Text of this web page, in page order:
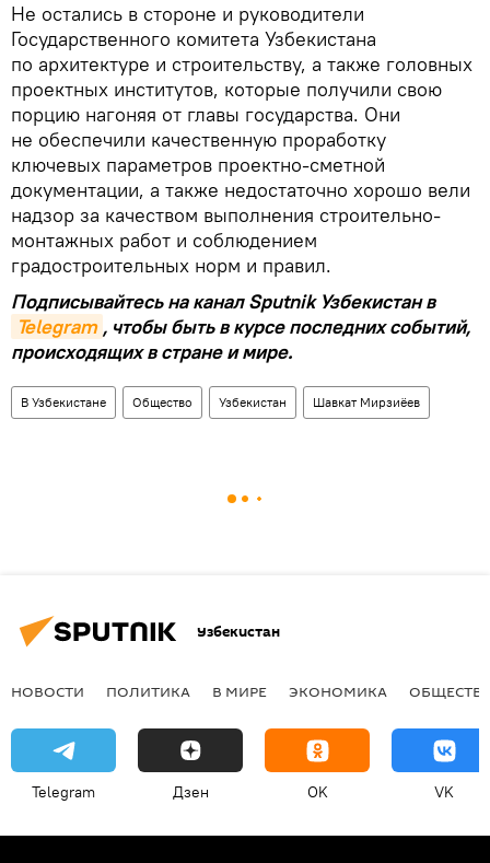
Не остались в стороне и руководители
Государственного комитета Узбекистана
по архитектуре и строительству, а также головных
проектных институтов, которые получили свою
порцию нагоняя от главы государства. Они
не обеспечили качественную проработку
ключевых параметров проектно-сметной
документации, а также недостаточно хорошо вели
надзор за качеством выполнения строительно-
монтажных работ и соблюдением
градостроительных норм и правил.
Подписывайтесь на канал Sputnik Узбекистан в
Telegram , чтобы быть в курсе последних событий,
происходящих в стране и мире.
В Узбекистане Общество Узбекистан Шавкат Мирзиёев
Узбекистан
НОВОСТИ ПОЛИТИКА В МИРЕ ЭКОНОМИКА
Telegram Дзен OK VK